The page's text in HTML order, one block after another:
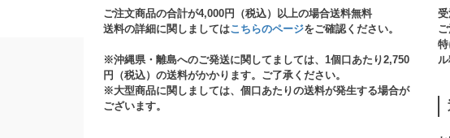
ご注文商品の合計が4,000円（税込）以上の場合送料無料
送料の詳細に関しましてはこちらのページをご確認ください。​
※沖縄県・離島へのご発送に関してましては、1個口あたり2,750
円（税込）の送料がかかります。ご了承ください。
※大型商品に関しましては、個口あたりの送料が発生する場合が
ございます。​